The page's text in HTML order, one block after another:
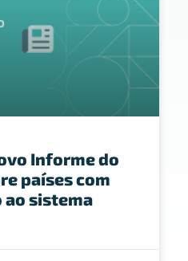
Informe do
países com
sistema